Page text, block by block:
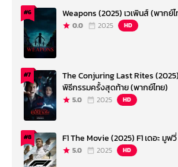
#6 Weapons (2025) เวเพินส์ (พากย์
0.0 2025 HD
#7
The Conjuring Last Rites
พิธีกรรมครั้งสุดท้าย (พากย์ไทย)
5.0 2025 HD
#8 F1 The Movie (2025) F1 เดอะ มูฟ
5.0 2025 HD